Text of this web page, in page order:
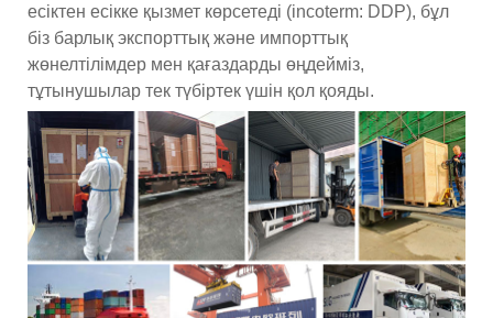
есіктен есікке қызмет көрсетеді (incoterm: DDP), бұл
біз барлық экспорттық және импорттық
жөнелтілімдер мен қағаздарды өңдейміз,
тұтынушылар тек түбіртек үшін қол қояды.